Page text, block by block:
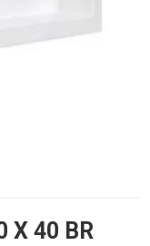
X 40 BR